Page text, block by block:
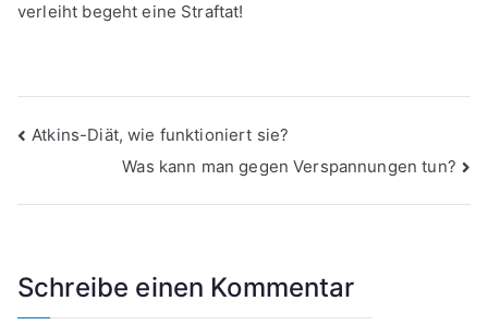
verleiht begeht eine Straftat!
Beitragsnavigation
Atkins-Diät, wie funktioniert sie?
Was kann man gegen Verspannungen tun?
Schreibe einen Kommentar